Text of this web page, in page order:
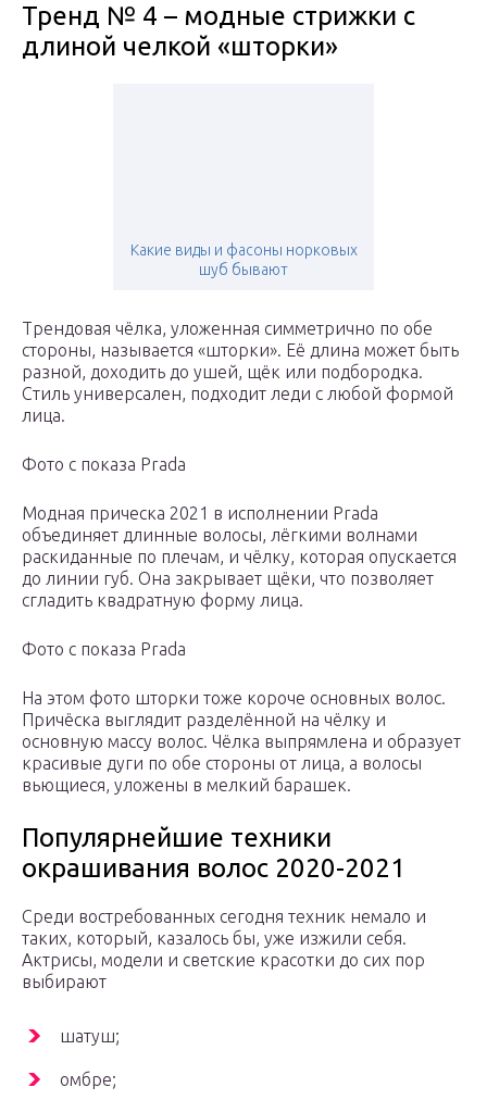
Тренд № 4 – модные стрижки с
длиной челкой «шторки»
Какие виды и фасоны норковых
шуб бывают
Трендовая чёлка, уложенная симметрично по обе
стороны, называется «шторки». Её длина может быть
разной, доходить до ушей, щёк или подбородка.
Стиль универсален, подходит леди с любой формой
лица.
Фото с показа Prada
Модная прическа 2021 в исполнении Prada
объединяет длинные волосы, лёгкими волнами
раскиданные по плечам, и чёлку, которая опускается
до линии губ. Она закрывает щёки, что позволяет
сгладить квадратную форму лица.
Фото с показа Prada
На этом фото шторки тоже короче основных волос.
Причёска выглядит разделённой на чёлку и
основную массу волос. Чёлка выпрямлена и образует
красивые дуги по обе стороны от лица, а волосы
вьющиеся, уложены в мелкий барашек.
Популярнейшие техники
окрашивания волос 2020-2021
Среди востребованных сегодня техник немало и
таких, который, казалось бы, уже изжили себя.
Актрисы, модели и светские красотки до сих пор
выбирают
шатуш;
омбре;